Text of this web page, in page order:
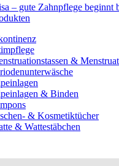
– gute Zahnpflege beginnt
&
& Binden
& Kosmetiktücher
& Wattestäbchen